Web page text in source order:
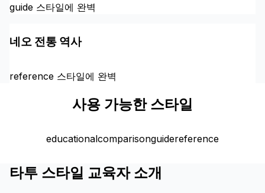
guide 스타일에 완벽
네오 전통 역사
reference 스타일에 완벽
사용 가능한 스타일
educationalcomparisonguidereference
타투 스타일 교육자 소개